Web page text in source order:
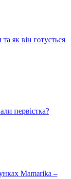
як він готується
первістка?
Mamarika –